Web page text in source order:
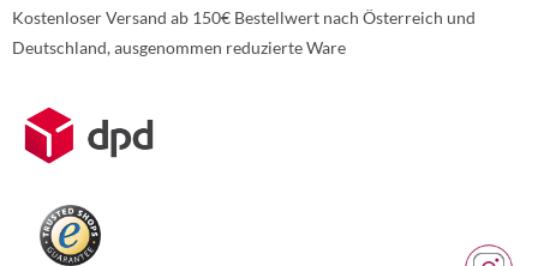
Kostenloser Versand ab 150€ Bestellwert nach Österreich und
Deutschland, ausgenommen reduzierte Ware
Weitere Informationen über den gesperrten Inhalt.